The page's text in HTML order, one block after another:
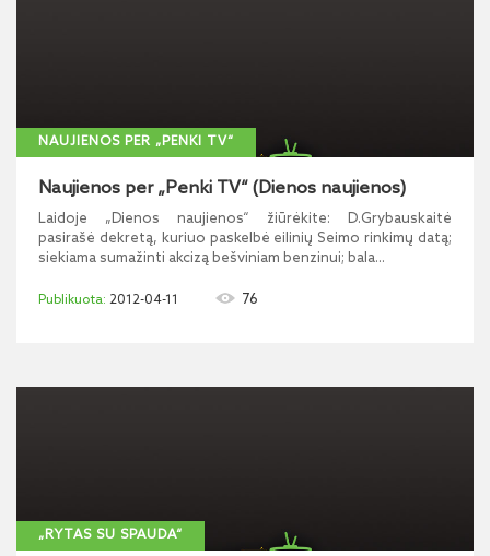
NAUJIENOS PER „PENKI TV“
Naujienos per „Penki TV“ (Dienos naujienos)
Laidoje „Dienos naujienos“ žiūrėkite: D.Grybauskaitė
pasirašė dekretą, kuriuo paskelbė eilinių Seimo rinkimų datą;
siekiama sumažinti akcizą bešviniam benzinui; bala...
2012-04-11 76
„RYTAS SU SPAUDA“